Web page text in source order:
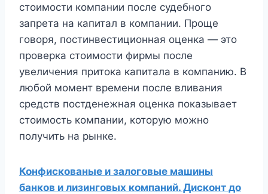
стоимости компании после судебного
запрета на капитал в компании. Проще
говоря, постинвестиционная оценка — это
проверка стоимости фирмы после
увеличения притока капитала в компанию. В
любой момент времени после вливания
средств постденежная оценка показывает
стоимость компании, которую можно
получить на рынке.
Конфискованые и залоговые машины
банков и лизинговых компаний. Дисконт до